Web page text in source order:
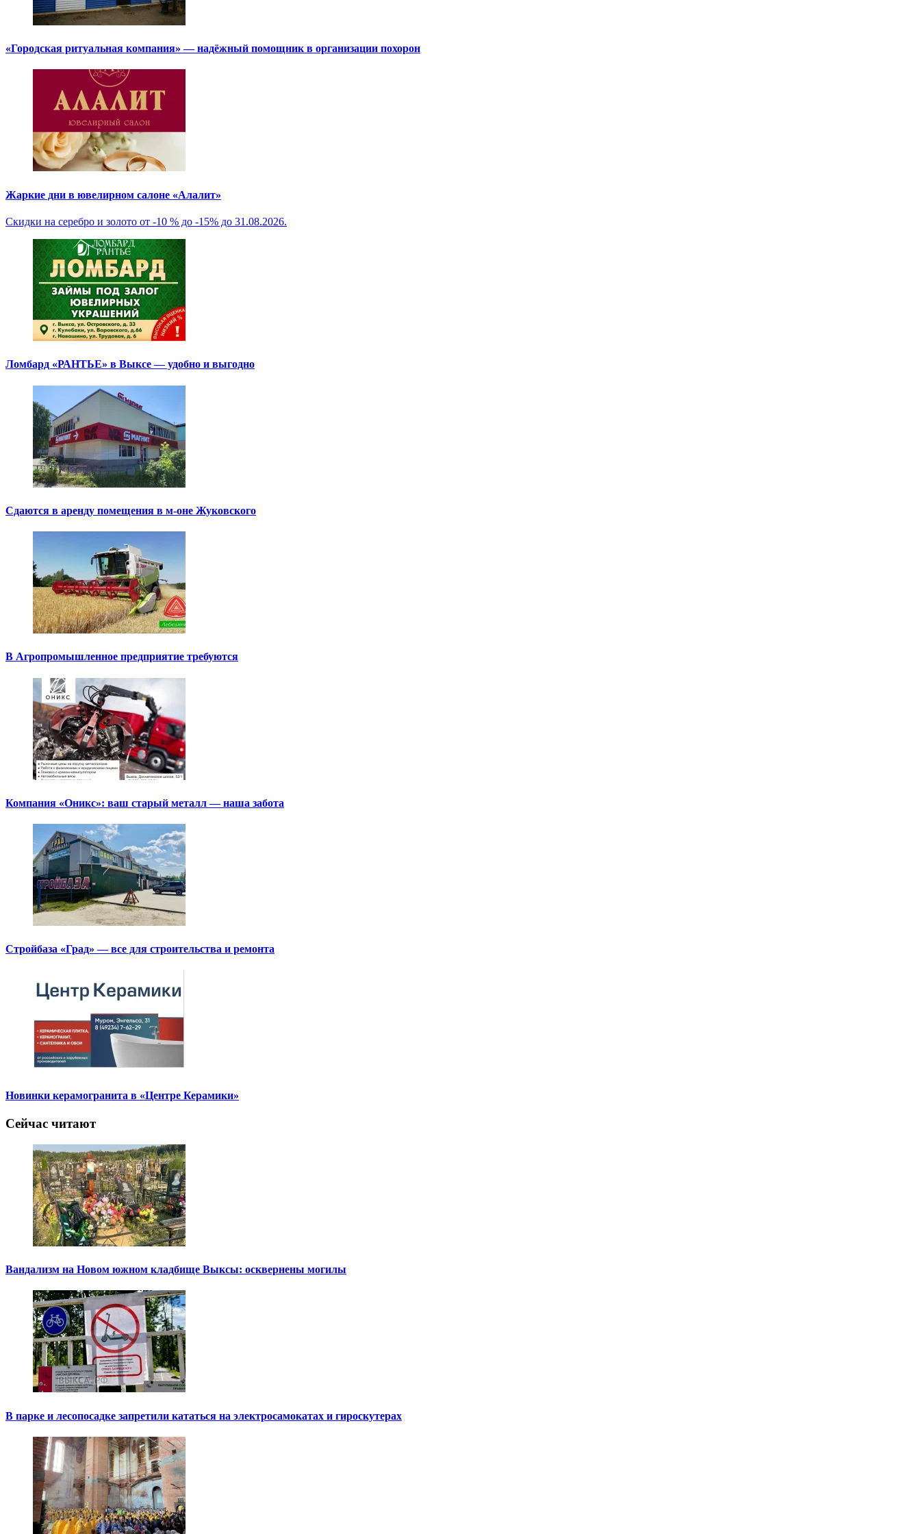
«Городская ритуальная компания» — надёжный помощник в организации похорон
Жаркие дни в ювелирном салоне «Алалит»
Скидки на серебро и золото от -10 % до -15% до 31.08.2026.
Ломбард «РАНТЬЕ» в Выксе — удобно и выгодно
Сдаются в аренду помещения в м-оне Жуковского
В Агропромышленное предприятие требуются
Компания «Оникс»: ваш старый металл — наша забота
Стройбаза «Град» — все для строительства и ремонта
Новинки керамогранита в «Центре Керамики»
Сейчас читают
Вандализм на Новом южном кладбище Выксы: осквернены могилы
В парке и лесопосадке запретили кататься на электросамокатах и гироскутерах